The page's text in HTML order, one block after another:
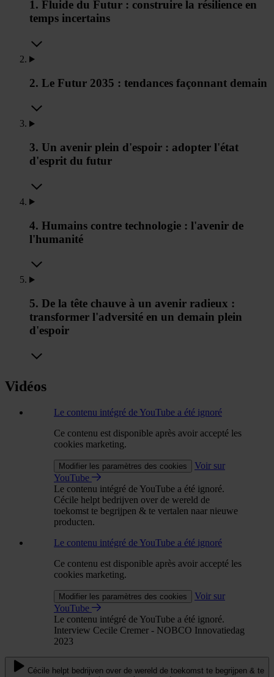
1. Fluide du Futur : construire la résilience en
temps incertains
2. Le Futur 2035 : tendances façonnant demain
3. Un avenir plein d'espoir : adopter l'état
d'esprit du futur
4. Humains contre technologie : l'avenir de
l'humanité
5. De la tête chauve à un avenir radieux :
transformer l'adversité en un demain plein
d'espoir
Vidéos
Le contenu intégré de YouTube a été ignoré
Ce contenu est disponible après avoir accepté les
cookies marketing.
Modifier les paramètres des cookies
Voir sur
YouTube
Le contenu intégré de YouTube a été ignoré.
Cécile helpt bedrijven over de wereld de
toekomst te begrijpen & te vertalen naar nieuwe
producten.
Le contenu intégré de YouTube a été ignoré
Ce contenu est disponible après avoir accepté les
cookies marketing.
Modifier les paramètres des cookies
Voir sur
YouTube
Le contenu intégré de YouTube a été ignoré.
Interview Cecile Cremer - NOBCO Innovatiedag
2023
Cécile helpt bedrijven over de wereld de toekomst te begrijpen & te